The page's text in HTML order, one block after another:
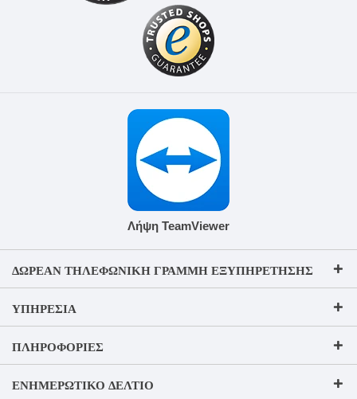
Λήψη TeamViewer
ΔΩΡΕΆΝ ΤΗΛΕΦΩΝΙΚΉ ΓΡΑΜΜΉ ΕΞΥΠΗΡΈΤΗΣΗΣ
ΥΠΗΡΕΣΊΑ
ΠΛΗΡΟΦΟΡΊΕΣ
ΕΝΗΜΕΡΩΤΙΚΌ ΔΕΛΤΊΟ